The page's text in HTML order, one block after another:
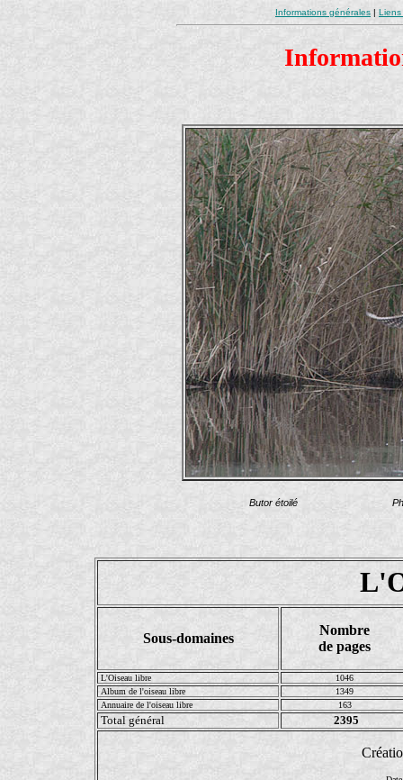
Informations générales |
Butor étoilé
Sous-domaines
Nombre
de pages
L'Oiseau libre
1046
Album de l'oiseau libre
1349
Annuaire de l'oiseau libre
163
Total général 2395